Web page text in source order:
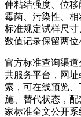
伸粘结强度、位
霉菌、污染性、
标准规定试样尺
数值记录保留两位
官方标准查询渠
共服务平台，网址
索，可在线预览
施、替代状态，
家标准全文公开系